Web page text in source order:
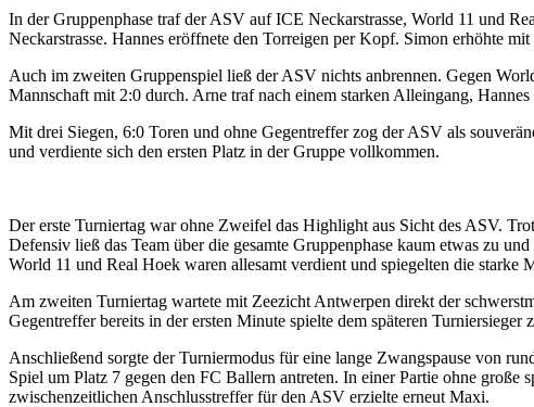
In der Gruppenphase traf der ASV auf ICE Neckarstrasse, World 11 und
Neckarstrasse. Hannes eröffnete den Torreigen per Kopf. Simon erhöhte
Auch im zweiten Gruppenspiel ließ der ASV nichts anbrennen. Gegen
Mannschaft mit 2:0 durch. Arne traf nach einem starken Alleingang,
Mit drei Siegen, 6:0 Toren und ohne Gegentreffer zog der ASV als
und verdiente sich den ersten Platz in der Gruppe vollkommen.
Der erste Turniertag war ohne Zweifel das Highlight aus Sicht des ASV.
Defensiv ließ das Team über die gesamte Gruppenphase kaum etwas zu
World 11 und Real Hoek waren allesamt verdient und spiegelten die starke
Am zweiten Turniertag wartete mit Zeezicht Antwerpen direkt der
Gegentreffer bereits in der ersten Minute spielte dem späteren
Anschließend sorgte der Turniermodus für eine lange Zwangspause von
Spiel um Platz 7 gegen den FC Ballern antreten. In einer Partie ohne
zwischenzeitlichen Anschlusstreffer für den ASV erzielte erneut Maxi.